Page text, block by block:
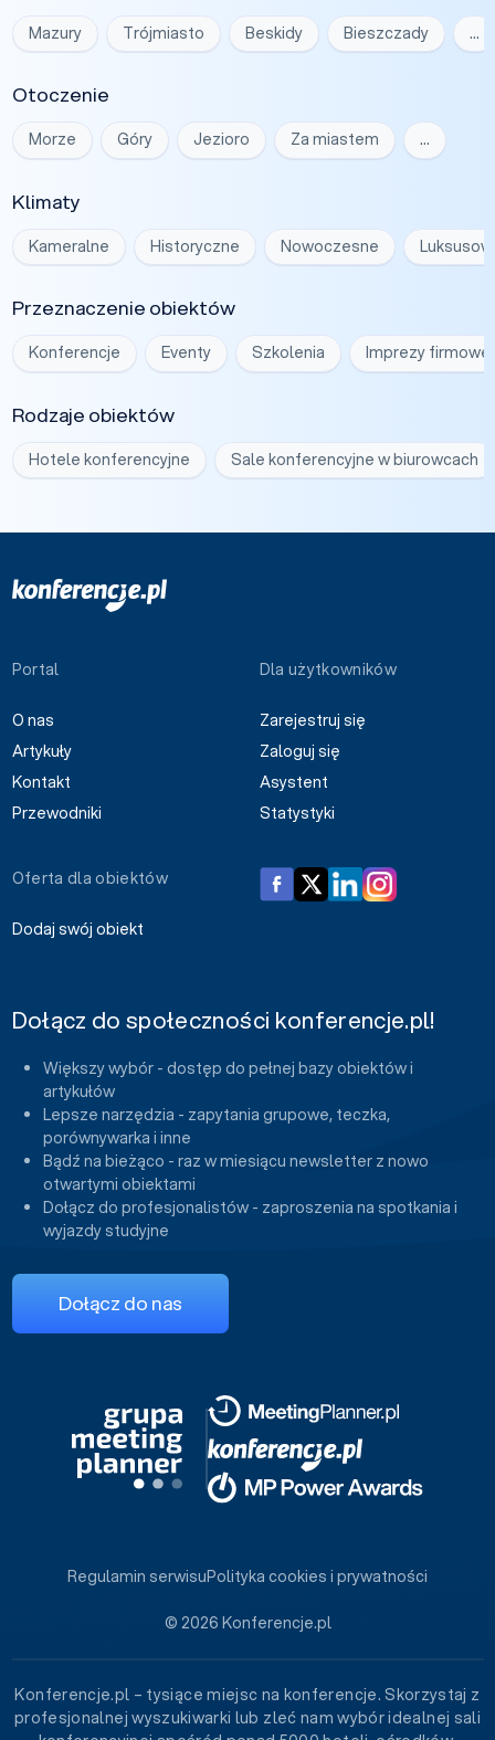
Mazury Trójmiasto Beskidy Bieszczady …
Otoczenie
Morze Góry Jezioro Za miastem …
Klimaty
Kameralne Historyczne Nowoczesne
Przeznaczenie obiektów
Konferencje Eventy Szkolenia Imprezy firmowe
Rodzaje obiektów
Hotele konferencyjne Sale konferencyjne w biurowcach
Portal
O nas
Artykuły
Kontakt
Przewodniki
Dla użytkowników
Zarejestruj się
Zaloguj się
Asystent
Statystyki
Oferta dla obiektów
Dodaj swój obiekt
Dołącz do społeczności konferencje.pl!
Większy wybór - dostęp do pełnej bazy obiektów i
artykułów
Lepsze narzędzia - zapytania grupowe, teczka,
porównywarka i inne
Bądź na bieżąco - raz w miesiącu newsletter z nowo
otwartymi obiektami
Dołącz do profesjonalistów - zaproszenia na spotkania i
wyjazdy studyjne
Dołącz do nas
© 2026 Konferencje.pl
Regulamin serwisuPolityka cookies i prywatności
Konferencje.pl – tysiące miejsc na konferencje. Skorzystaj z
profesjonalnej wyszukiwarki lub zleć nam wybór idealnej sali